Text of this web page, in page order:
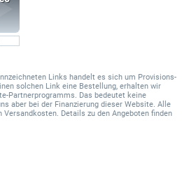
Links handelt es sich um Provisions-
solchen Link eine Bestellung, erhalten wir
Partnerprogramms. Das bedeutet keine
aber bei der Finanzierung dieser Website. Alle
Details zu den Angeboten finden